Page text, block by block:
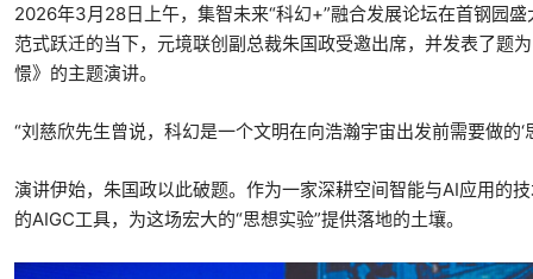
2026年3月28日上午，集智未来“科幻+”融合发展论坛在首钢园
范式跃迁的当下，元境联创副总裁朱国政受邀出席，并发表了题
憬》的主题演讲。
“刘慈欣先生曾说，科幻是一个文明在向浩瀚宇宙出发前需要做的‘
演讲伊始，朱国政以此破题。作为一家深耕空间智能与AI应用的
的AIGC工具，为这场宏大的“思想实验”提供落地的土壤。